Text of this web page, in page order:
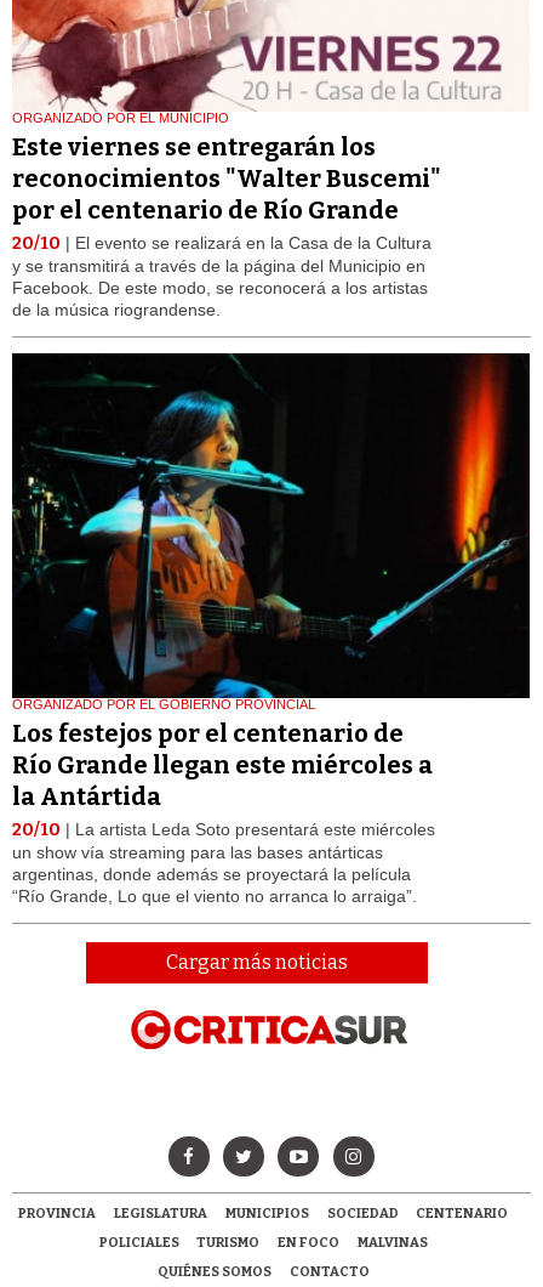
ORGANIZADO POR EL MUNICIPIO
Este viernes se entregarán los
reconocimientos "Walter Buscemi"
por el centenario de Río Grande
20/10 | El evento se realizará en la Casa de la Cultura
y se transmitirá a través de la página del Municipio en
Facebook. De este modo, se reconocerá a los artistas
de la música riograndense.
ORGANIZADO POR EL GOBIERNO PROVINCIAL
Los festejos por el centenario de
Río Grande llegan este miércoles a
la Antártida
20/10 | La artista Leda Soto presentará este miércoles
un show vía streaming para las bases antárticas
argentinas, donde además se proyectará la película
“Río Grande, Lo que el viento no arranca lo arraiga”.
Cargar más noticias
PROVINCIA LEGISLATURA MUNICIPIOS SOCIEDAD
CENTENARIO
POLICIALES
TURISMO EN FOCO
MALVINAS
QUIÉNES SOMOS
CONTACTO